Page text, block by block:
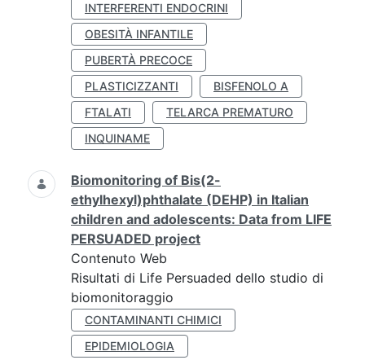
INTERFERENTI ENDOCRINI
OBESITÀ INFANTILE
PUBERTÀ PRECOCE
PLASTICIZZANTI
BISFENOLO A
FTALATI
TELARCA PREMATURO
INQUINAME
Biomonitoring of Bis(2-
ethylhexyl)phthalate (DEHP) in Italian
children and adolescents: Data from LIFE
PERSUADED project
Contenuto Web
Risultati di Life Persuaded dello studio di
biomonitoraggio
CONTAMINANTI CHIMICI
EPIDEMIOLOGIA